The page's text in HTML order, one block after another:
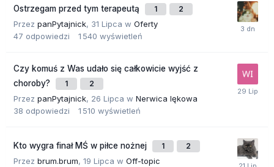
Ostrzegam przed tym terapeutą 1 2
Przez panPytajnick, 31 Lipca w Oferty
47 odpowiedzi 1 540 wyświetleń
Czy komuś z Was udało się całkowicie wyjść z
choroby?
1 2
Przez panPytajnick, 26 Lipca w Nerwica lękowa
38 odpowiedzi 1 510 wyświetleń
Kto wygra finał MŚ w piłce nożnej 1 2
Przez brum.brum, 19 Lipca w Off-topic